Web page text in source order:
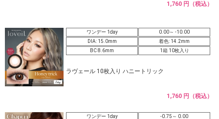
1,760 円（税込）
ワンデー 1day
0.00～ -10.00
DIA: 15.0mm
着色: 14.2mm
BC 8.6mm
1箱 10枚入り
ラヴェール 10枚入り ハニートリック
1,760 円（税込）
ワンデー 1day
-0.75～ 0.00